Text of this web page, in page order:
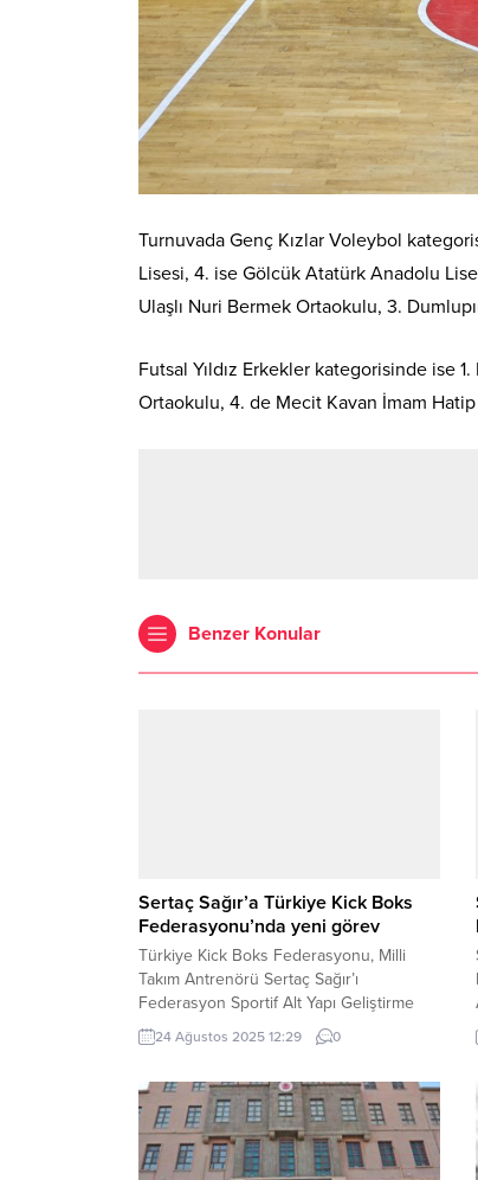
Turnuvada Genç Kızlar Voleybol
Lisesi, 4. ise Gölcük Atatürk Anadolu
Ulaşlı Nuri Bermek Ortaokulu, 3.
Futsal Yıldız Erkekler kategorisinde ise
Ortaokulu, 4. de Mecit Kavan İmam
Benzer Konular
Sertaç Sağır’a Türkiye Kick Boks
Federasyonu’nda yeni görev
Türkiye Kick Boks Federasyonu, Milli
Takım Antrenörü Sertaç Sağır’ı
Federasyon Sportif Alt Yapı Geliştirme
Kurulu Üyeliği’ne atadı. Sağır, genç
sporcuların gelişimine katkı sunmaya
Kick Boks Federasyonu, başarılı
çalışmalarıyla tanınan Milli Takım
Antrenörü Sertaç Sağır’ı, Federasyon
Sportif Alt Yapı Geliştirme Kurulu Üyeliği
24 Ağustos 2025 12:29 0